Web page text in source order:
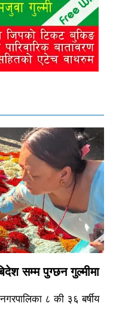
सम्म पुग्छन गुल्मीमा
८ की ३६ बर्षीय